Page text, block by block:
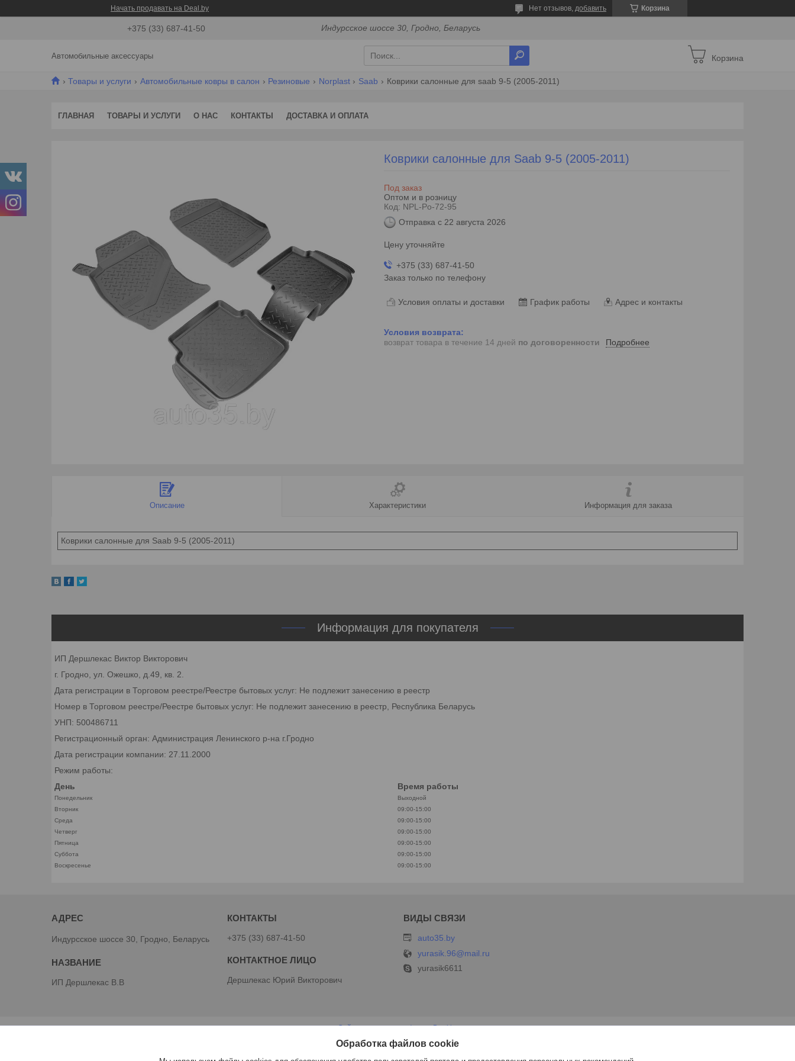
Начать продавать на Deal.by Корзина
Нет отзывов, добавить
+375 (33) 687-41-50 Индурсское шоссе 30, Гродно, Беларусь
Автомобильные аксессуары Корзина
Товары и услуги Автомобильные ковры в салон Резиновые Norplast Saab Коврики салонные для saab 9-5 (2005-2011)
ГЛАВНАЯ ТОВАРЫ И УСЛУГИ О НАС КОНТАКТЫ ДОСТАВКА И ОПЛАТА
Коврики салонные для Saab 9-5 (2005-2011)
Под заказ
Оптом и в розницу
Код: NPL-Po-72-95
Отправка с 22 августа 2026
Цену уточняйте
+375 (33) 687-41-50
Заказ только по телефону
Условия оплаты и доставки График работы Адрес и контакты
возврат товара в течение 14 дней по договоренности Подробнее
Описание Характеристики Информация для заказа
Коврики салонные для Saab 9-5 (2005-2011)
Информация для покупателя
ИП Дершлекас Виктор Викторович
г. Гродно, ул. Ожешко, д.49, кв. 2.
Дата регистрации в Торговом реестре/Реестре бытовых услуг: Не подлежит занесению в реестр
Номер в Торговом реестре/Реестре бытовых услуг: Не подлежит занесению в реестр, Республика Беларусь
УНП: 500486711
Регистрационный орган: Администрация Ленинского р-на г.Гродно
Дата регистрации компании: 27.11.2000
Режим работы:
День
Время работы
Понедельник
Выходной
Вторник
09:00-15:00
Среда
09:00-15:00
Четверг
09:00-15:00
Пятница
09:00-15:00
Суббота
09:00-15:00
Воскресенье
09:00-15:00
Индурсское шоссе 30, Гродно, Беларусь
ИП Дершлекас В.В
+375 (33) 687-41-50
Дершлекас Юрий Викторович
auto35.by
yurasik.96@mail.ru
yurasik6611
Сайт создан на платформе Deal.by
Политика обработки файлов cookies
Обработка файлов cookie
ИП Дершлекас В.В | Пожаловаться на контент